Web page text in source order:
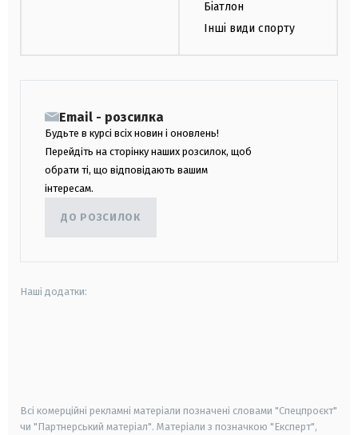
Біатлон
Інші види спорту
Email - розсилка
Будьте в курсі всіх новин і оновлень!
Перейдіть на сторінку наших розсилок, щоб
обрати ті, що відповідають вашим
інтересам.
ДО РОЗСИЛОК
Наші додатки:
Всі комерційні рекламні матеріали позначені словами "Спецпроєкт"
чи "Партнерський матеріал". Матеріали з позначкою "Експерт",